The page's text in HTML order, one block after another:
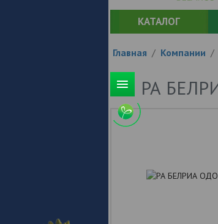
КАТАЛОГ
Главная / Компании /
РА